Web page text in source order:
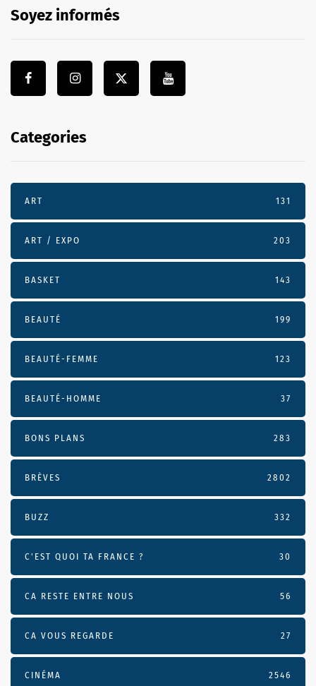
Soyez informés
Categories
ART 131
ART / EXPO 203
BASKET 143
BEAUTÉ 199
BEAUTÉ-FEMME 123
BEAUTÉ-HOMME 37
BONS PLANS 283
BRÈVES 2802
BUZZ 332
C'EST QUOI TA FRANCE ? 30
CA RESTE ENTRE NOUS 56
CA VOUS REGARDE 27
CINÉMA 2546